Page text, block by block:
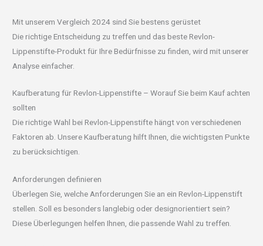
Mit unserem Vergleich 2024 sind Sie bestens gerüstet
Die richtige Entscheidung zu treffen und das beste Revlon-
Lippenstifte-Produkt für Ihre Bedürfnisse zu finden, wird mit unserer
Analyse einfacher.
Kaufberatung für Revlon-Lippenstifte – Worauf Sie beim Kauf achten
sollten
Die richtige Wahl bei Revlon-Lippenstifte hängt von verschiedenen
Faktoren ab. Unsere Kaufberatung hilft Ihnen, die wichtigsten Punkte
zu berücksichtigen.
Anforderungen definieren
Überlegen Sie, welche Anforderungen Sie an ein Revlon-Lippenstift
stellen. Soll es besonders langlebig oder designorientiert sein?
Diese Überlegungen helfen Ihnen, die passende Wahl zu treffen.